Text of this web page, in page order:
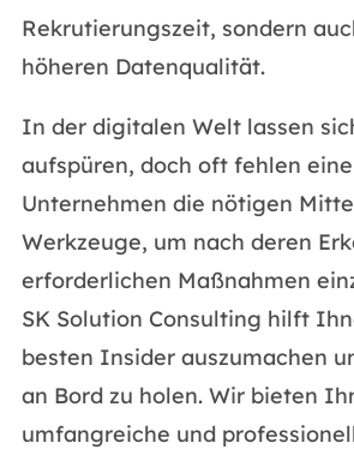
Rekrutierungszeit, sondern
höheren Datenqualität.
In der digitalen Welt lassen
aufspüren, doch oft fehlen
Unternehmen die nötigen
Werkzeuge, um nach deren
erforderlichen Maßnahmen
SK Solution Consulting hilft
besten Insider auszumachen
an Bord zu holen. Wir bieten
umfangreiche und